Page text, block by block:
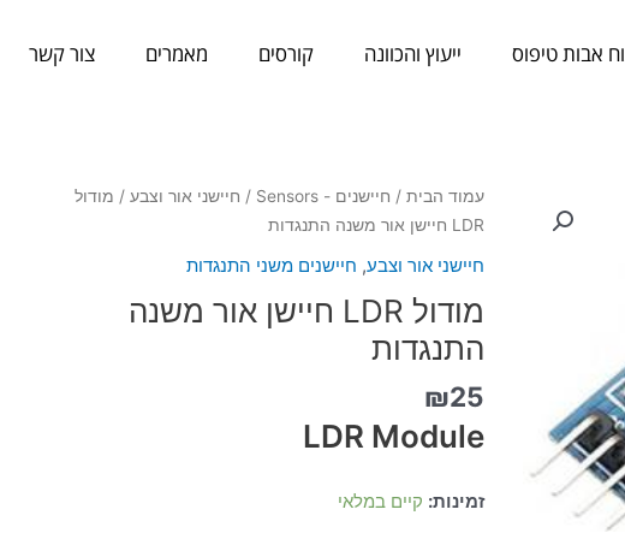
אבות טיפוס ייעוץ והכוונה קורסים מאמרים צור קשר
עמוד הבית/ חיישנים - Sensors / חיישני אור וצבע/ מודול
LDR חיישן אור משנה התנגדות
חיישני אור וצבע, חיישנים משני התנגדות
מודול LDR חיישן אור משנה
התנגדות
₪25
LDR Module
זמינות: קיים במלאי
כמות
של
חיישן
אור
משנה
התנגדות